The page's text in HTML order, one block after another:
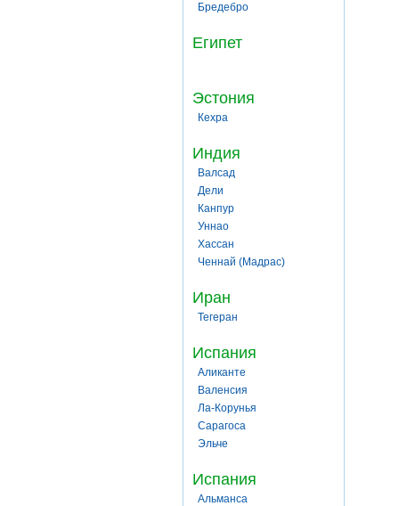
Бредебро
Египет
Эстония
Кехра
Индия
Валсад
Дели
Канпур
Уннао
Хассан
Ченнай (Мадрас)
Иран
Тегеран
Испания
Аликанте
Валенсия
Ла-Корунья
Сарагоса
Эльче
Испания
Альманса